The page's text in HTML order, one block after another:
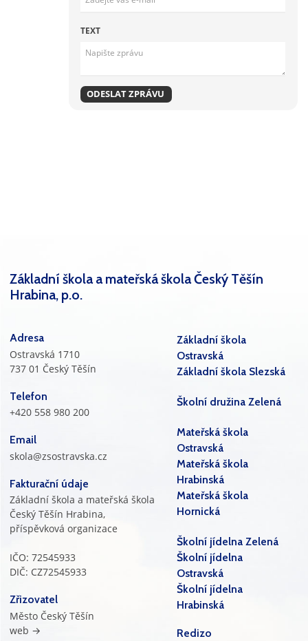
TEXT
Základní škola a mateřská škola Český Těšín
Hrabina, p.o.
Adresa
Ostravská 1710
737 01 Český Těšín
Telefon
+420 558 980 200
Email
skola@zsostravska.cz
Fakturační údaje
Základní škola a mateřská škola
Český Těšín Hrabina,
příspěvková organizace
IČO: 72545933
DIČ: CZ72545933
Zřizovatel
Město Český Těšín
web →
Základní škola
Ostravská
Základní škola Slezská
Školní družina Zelená
Mateřská škola
Ostravská
Mateřská škola
Hrabinská
Mateřská škola
Hornická
Školní jídelna Zelená
Školní jídelna
Ostravská
Školní jídelna
Hrabinská
Redizo